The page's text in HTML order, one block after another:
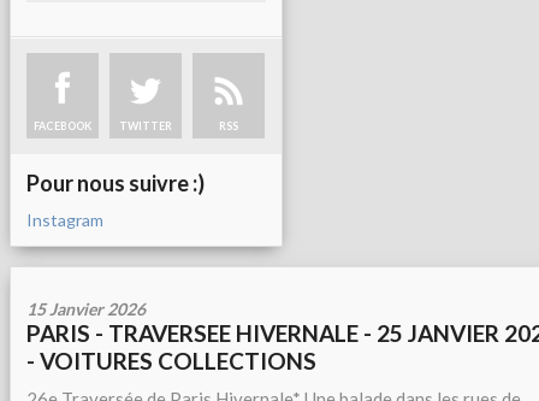
FACEBOOK TWITTER RSS
Pour nous suivre :)
Instagram
15 Janvier 2026
PARIS - TRAVERSEE HIVERNALE - 25 JANVIER
- VOITURES COLLECTIONS